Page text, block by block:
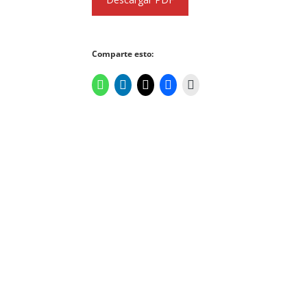
Comparte esto: